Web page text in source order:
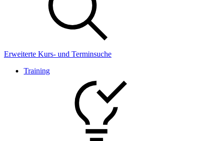
Erweiterte Kurs- und Terminsuche
Training